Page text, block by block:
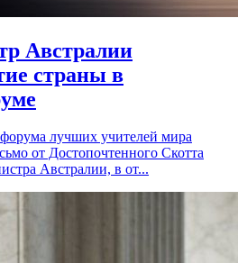
Австралии
страны в
лучших учителей мира
от Достопочтенного Скотта
Австралии, в от...